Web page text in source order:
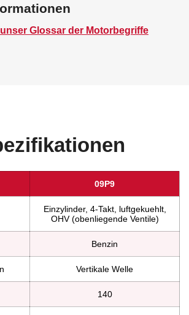
Glossar der Motorbegriffe
09P9
Einzylinder, 4-Takt, luftgekuehlt,
OHV (obenliegende Ventile)
Benzin
Vertikale Welle
140